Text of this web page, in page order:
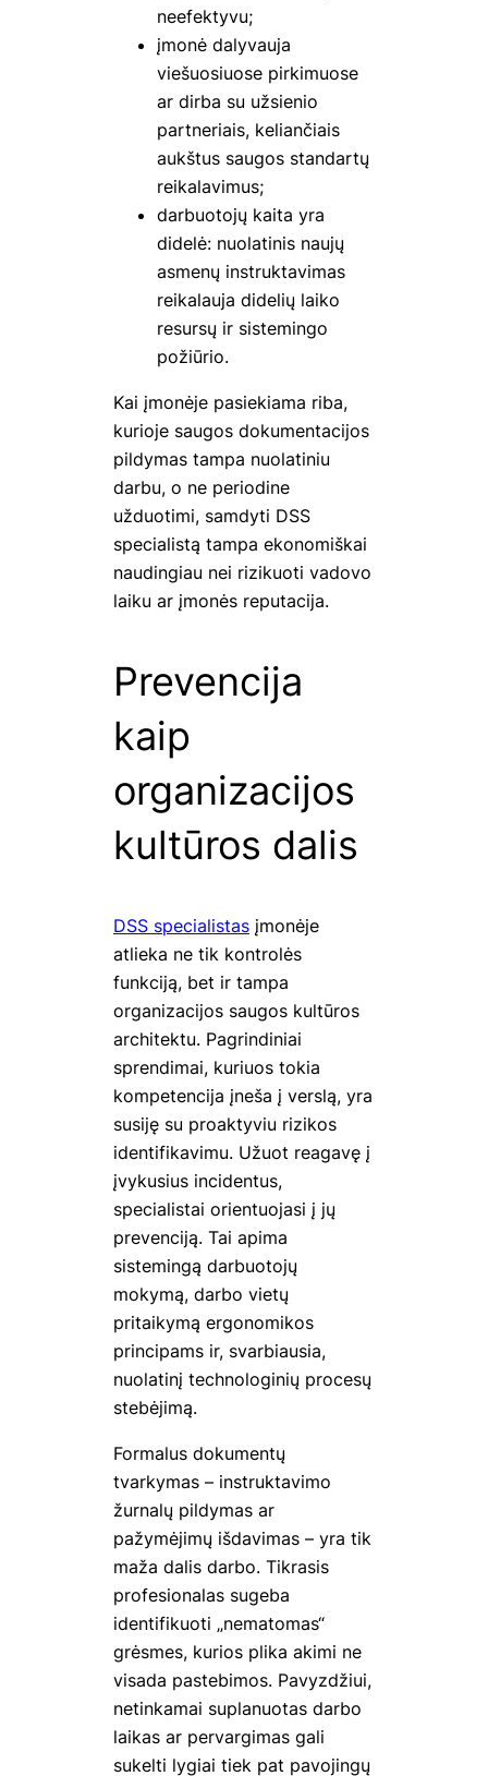
neefektyvu;
įmonė dalyvauja
viešuosiuose pirkimuose
ar dirba su užsienio
partneriais, keliančiais
aukštus saugos standartų
reikalavimus;
darbuotojų kaita yra
didelė: nuolatinis naujų
asmenų instruktavimas
reikalauja didelių laiko
resursų ir sistemingo
požiūrio.
Kai įmonėje pasiekiama riba,
kurioje saugos dokumentacijos
pildymas tampa nuolatiniu
darbu, o ne periodine
užduotimi, samdyti DSS
specialistą tampa ekonomiškai
naudingiau nei rizikuoti vadovo
laiku ar įmonės reputacija.
Prevencija
kaip
organizacijos
kultūros dalis
DSS specialistas įmonėje
atlieka ne tik kontrolės
funkciją, bet ir tampa
organizacijos saugos kultūros
architektu. Pagrindiniai
sprendimai, kuriuos tokia
kompetencija įneša į verslą, yra
susiję su proaktyviu rizikos
identifikavimu. Užuot reagavę į
įvykusius incidentus,
specialistai orientuojasi į jų
prevenciją. Tai apima
sistemingą darbuotojų
mokymą, darbo vietų
pritaikymą ergonomikos
principams ir, svarbiausia,
nuolatinį technologinių procesų
stebėjimą.
Formalus dokumentų
tvarkymas – instruktavimo
žurnalų pildymas ar
pažymėjimų išdavimas – yra tik
maža dalis darbo. Tikrasis
profesionalas sugeba
identifikuoti „nematomas“
grėsmes, kurios plika akimi ne
visada pastebimos. Pavyzdžiui,
netinkamai suplanuotas darbo
laikas ar pervargimas gali
sukelti lygiai tiek pat pavojingų